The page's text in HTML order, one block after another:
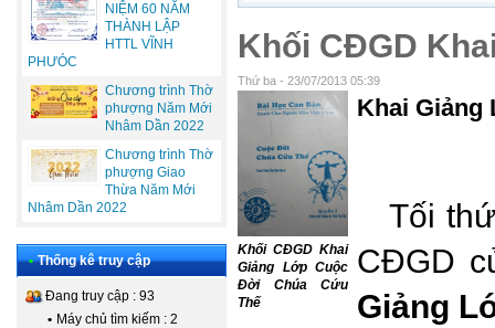
NIỆM 60 NĂM
THÀNH LẬP
HTTL VĨNH
PHƯÓC
Chương trình Thờ
phượng Năm Mới
Nhâm Dần 2022
Chương trình Thờ
phượng Giao
Thừa Năm Mới
Nhâm Dần 2022
• Thống kê truy cập
Đang truy cập : 93
• Máy chủ tìm kiếm : 2
Khối CĐGD
Thứ ba - 23/07/2013 05:39
Khối CĐGD Khai
Giảng Lớp Cuộc
Đời Chúa Cứu
Thế
Khai Giảng
Tối
CĐGD
Giảng